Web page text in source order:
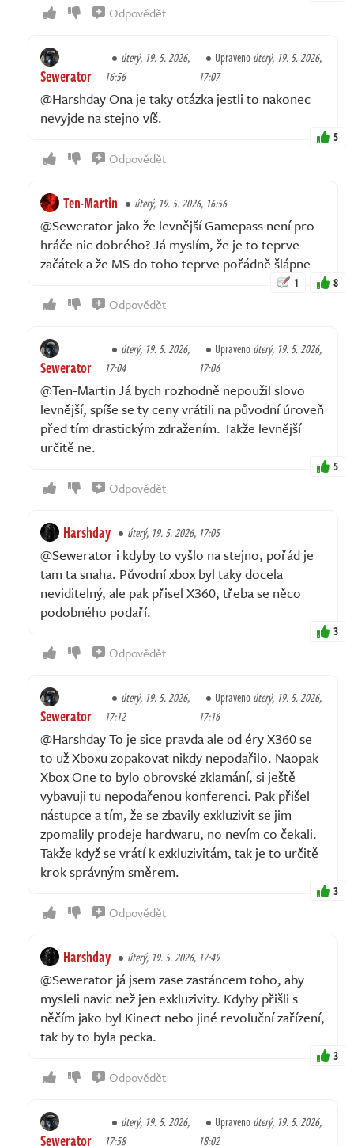
Odpovědět
Sewerator
úterý, 19. 5. 2026,
16:56
Upravenoúterý, 19. 5. 2026,
17:07
@Harshday Ona je taky otázka jestli to nakonec
nevyjde na stejno víš.
5
Odpovědět
Ten-Martin úterý, 19. 5. 2026, 16:56
@Sewerator jako že levnější Gamepass není pro
hráče nic dobrého? Já myslím, že je to teprve
začátek a že MS do toho teprve pořádně šlápne
1 8
Odpovědět
Sewerator
úterý, 19. 5. 2026,
17:04
Upravenoúterý, 19. 5. 2026,
17:06
@Ten-Martin Já bych rozhodně nepoužil slovo
levnější, spíše se ty ceny vrátili na původní úroveň
před tím drastickým zdražením. Takže levnější
určitě ne.
5
Odpovědět
Harshday úterý, 19. 5. 2026, 17:05
@Sewerator i kdyby to vyšlo na stejno, pořád je
tam ta snaha. Původní xbox byl taky docela
neviditelný, ale pak přisel X360, třeba se něco
podobného podaří.
3
Odpovědět
Sewerator
úterý, 19. 5. 2026,
17:12
Upravenoúterý, 19. 5. 2026,
17:16
@Harshday To je sice pravda ale od éry X360 se
to už Xboxu zopakovat nikdy nepodařilo. Naopak
Xbox One to bylo obrovské zklamání, si ještě
vybavuji tu nepodařenou konferenci. Pak přišel
nástupce a tím, že se zbavily exkluzivit se jim
zpomalily prodeje hardwaru, no nevím co čekali.
Takže když se vrátí k exkluzivitám, tak je to určitě
krok správným směrem.
3
Odpovědět
Harshday úterý, 19. 5. 2026, 17:49
@Sewerator já jsem zase zastáncem toho, aby
mysleli navic než jen exkluzivity. Kdyby přišli s
něčím jako byl Kinect nebo jiné revoluční zařízení,
tak by to byla pecka.
3
Odpovědět
Sewerator
úterý, 19. 5. 2026,
17:58
Upravenoúterý, 19. 5. 2026,
18:02